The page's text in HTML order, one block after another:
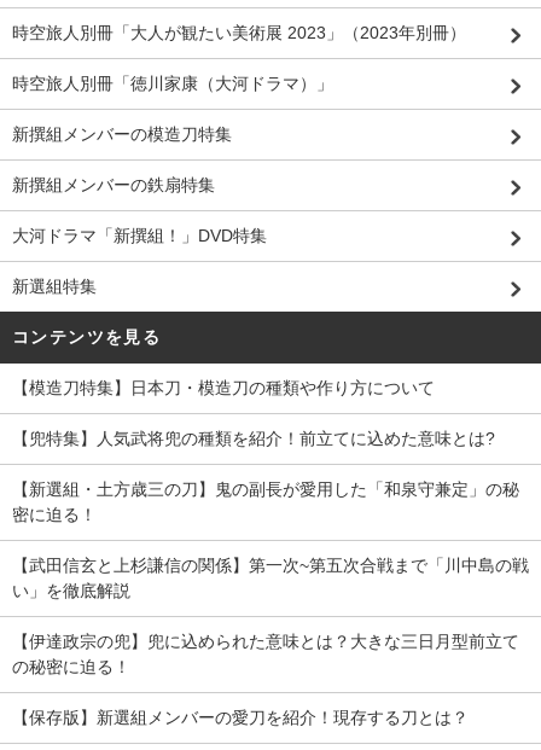
時空旅人別冊「大人が観たい美術展 2023」（2023年別冊）
時空旅人別冊「徳川家康（大河ドラマ）」
新撰組メンバーの模造刀特集
新撰組メンバーの鉄扇特集
大河ドラマ「新撰組！」DVD特集
新選組特集
コンテンツを見る
【模造刀特集】日本刀・模造刀の種類や作り方について
【兜特集】人気武将兜の種類を紹介！前立てに込めた意味とは?
【新選組・土方歳三の刀】鬼の副長が愛用した「和泉守兼定」の秘
密に迫る！
【武田信玄と上杉謙信の関係】第一次~第五次合戦まで「川中島の戦
い」を徹底解説
【伊達政宗の兜】兜に込められた意味とは？大きな三日月型前立て
の秘密に迫る！
【保存版】新選組メンバーの愛刀を紹介！現存する刀とは？